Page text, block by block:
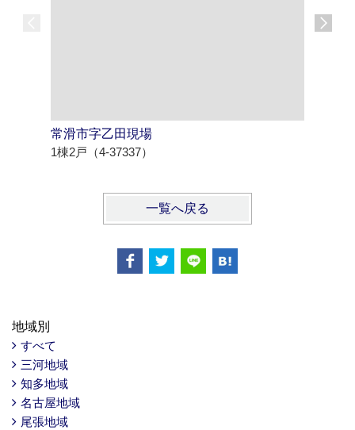
常滑市字乙田現場
1棟2戸（4-37337）
一覧へ戻る
地域別
すべて
三河地域
知多地域
名古屋地域
尾張地域